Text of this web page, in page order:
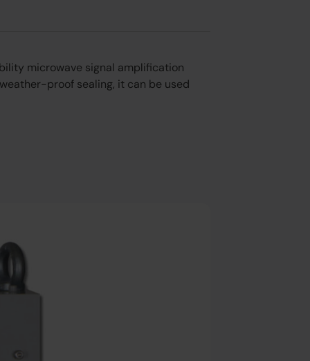
microwave signal amplification
proof sealing, it can be used